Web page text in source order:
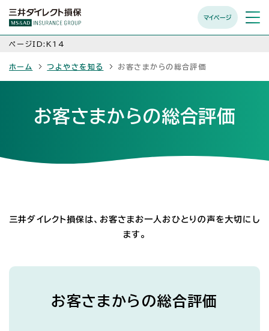
マイページ
メニュ
開く
ページID:K14
ホーム つよやさを知る お客さまからの総合評価
お客さまからの総合評価
三井ダイレクト損保は、お客さまお一人おひとりの声を大切にし
ます。
お客さまからの総合評価